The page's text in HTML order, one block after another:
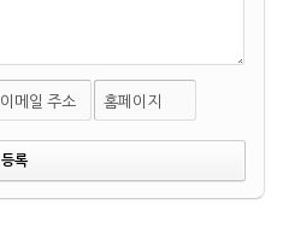
이메일 주소 홈페이지